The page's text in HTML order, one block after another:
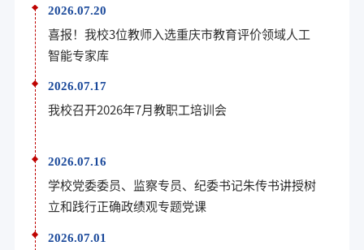
2026.07.20
喜报！我校3位教师入选重庆市教育评价领域人工
智能专家库
2026.07.17
我校召开2026年7月教职工培训会
2026.07.16
学校党委委员、监察专员、纪委书记朱传书讲授树
立和践行正确政绩观专题党课
2026.07.01